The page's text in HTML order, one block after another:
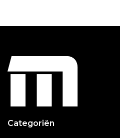
Categoriën